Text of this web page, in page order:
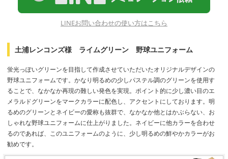
LINEお問い合わせの使い方はこちら
土浦レンコンズ様 ライムグリーン 野球ユニフォーム
蛍光っぽいグリーンを目指して作成させていただいたオリジナルデザインの
野球ユニフォームです。かなり明るめの少しパステル調のグリーンを使用す
ることで、なかなか再現の難しい発色を実現。ポイント的に少し濃い目のエ
メラルドグリーンをマークカラーに配色し、アクセントにしております。明
るめのグリーンとネイビーの愛称も抜群で、なかなか他とはかぶらない、お
しゃれな野球ユニフォームに仕上がりました。ネイビーに他カラーを合わせ
るのであれば、このユニフォームのように、少し明るめの鮮やかカラーがお
勧めです。